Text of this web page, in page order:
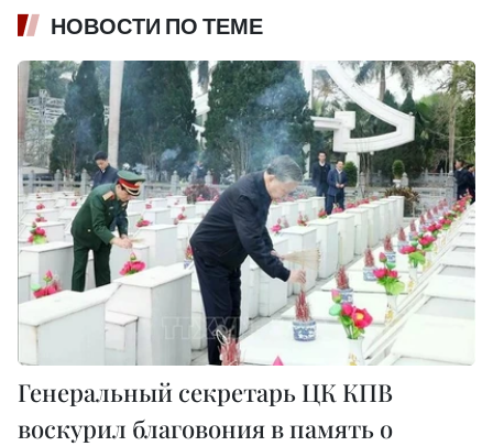
НОВОСТИ ПО ТЕМЕ
Генеральный секретарь ЦК КПВ
воскурил благовония в память о